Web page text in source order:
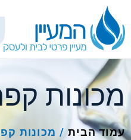
מכונות
עמוד הבית / מכונות